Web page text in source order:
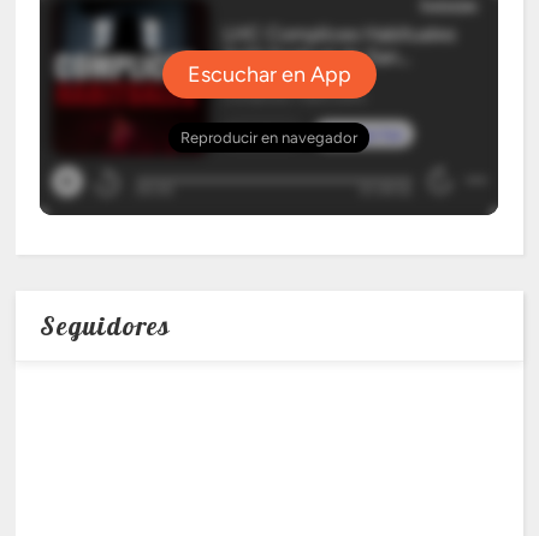
Seguidores